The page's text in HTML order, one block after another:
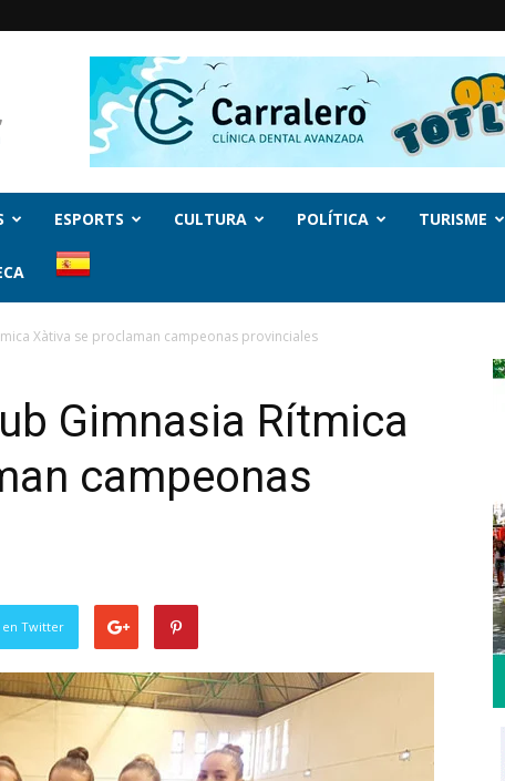
ESPORTS CULTURA POLÍTICA TURISME
Xàtiva se proclaman campeonas provinciales
Gimnasia Rítmica
campeonas
Twitter